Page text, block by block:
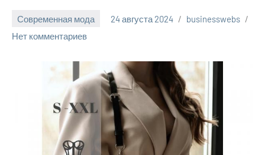
Современная мода 24 августа 2024
businesswebs
Нет комментариев